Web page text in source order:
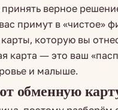
верное
примут в «чистое»
которую вы
— это ваш
и малыше.
обменную